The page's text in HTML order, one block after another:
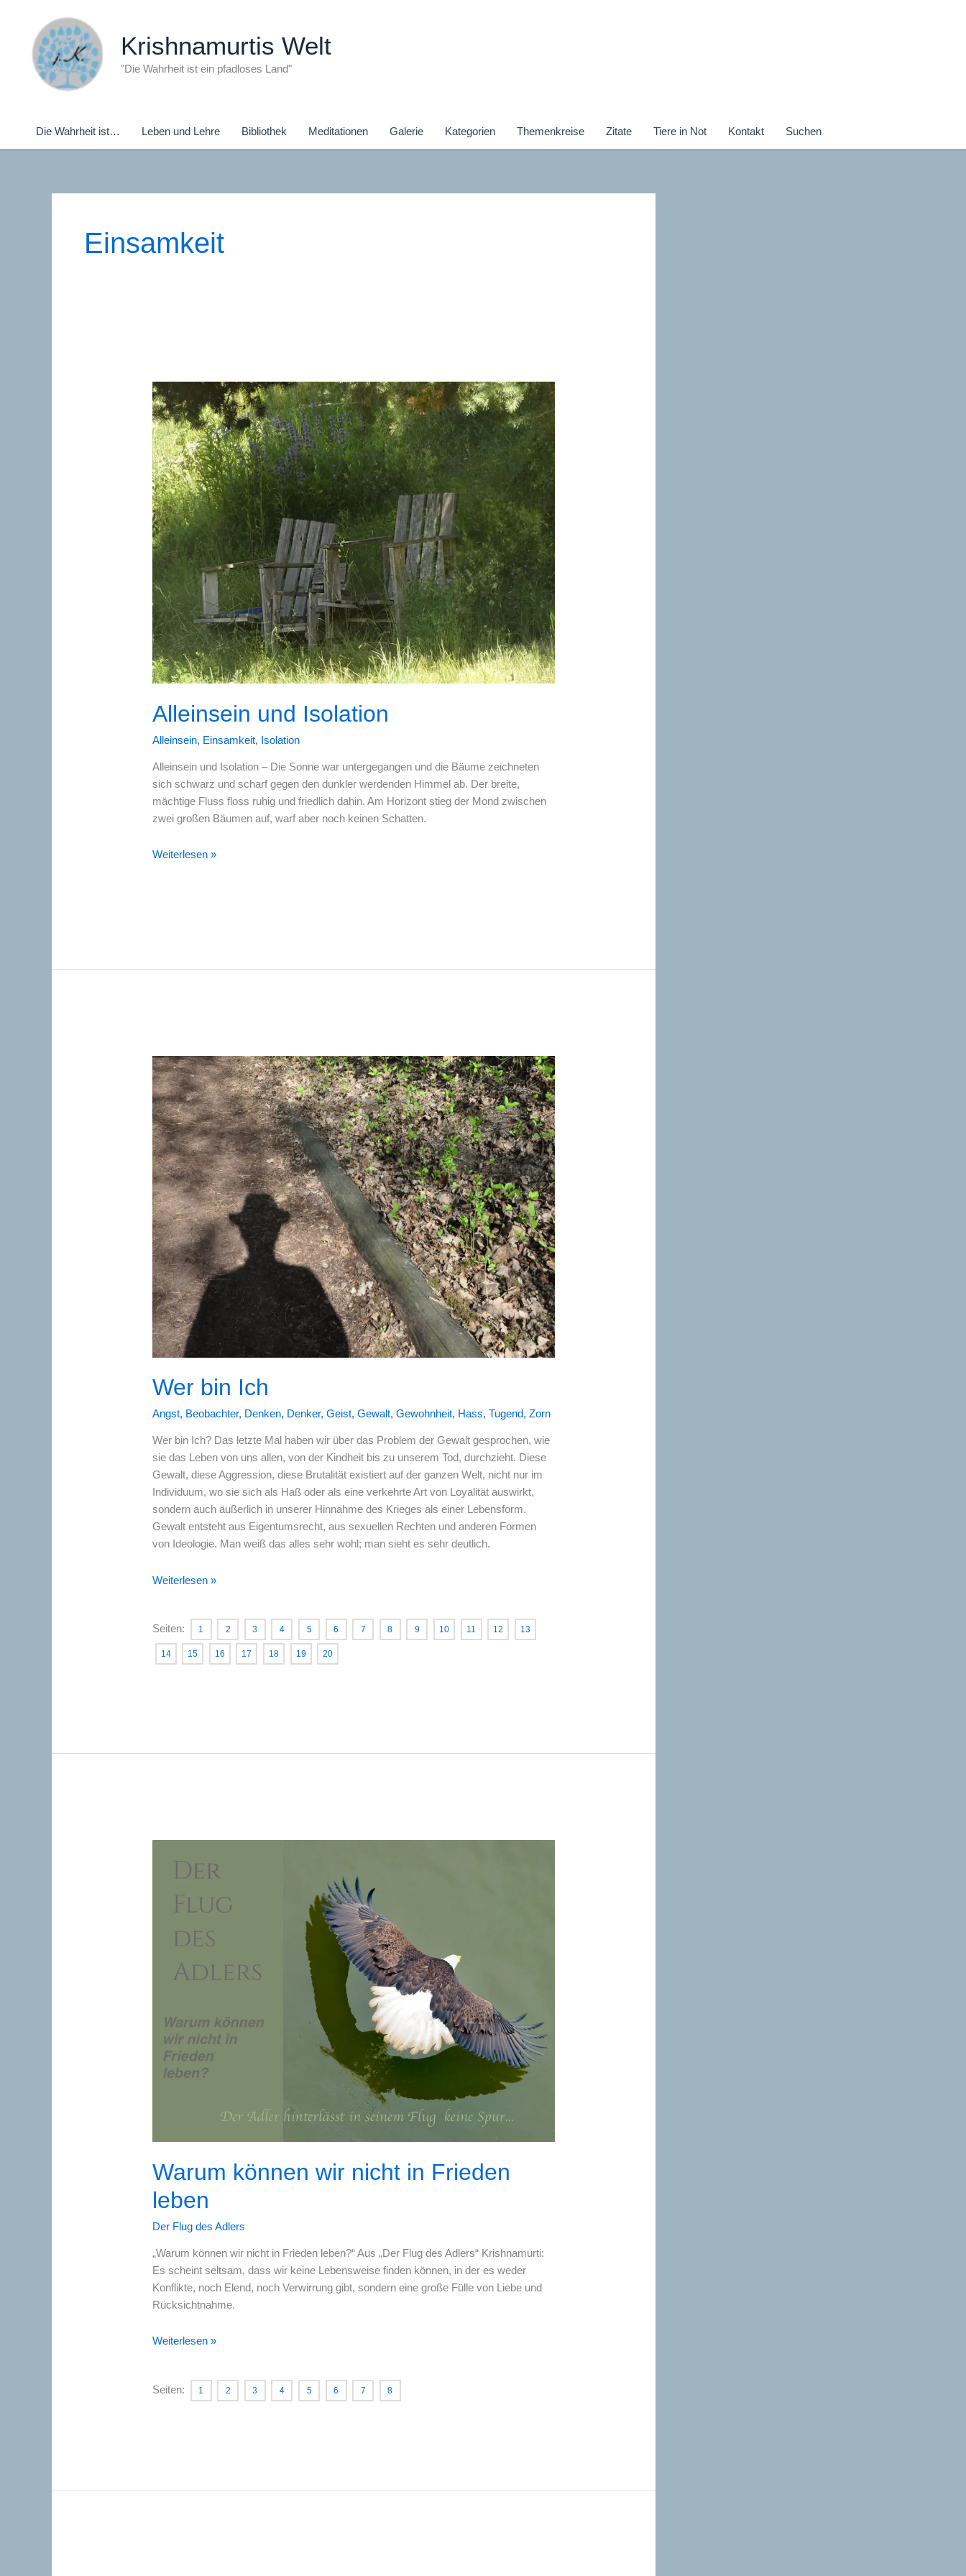
springen
Krishnamurtis Welt
"Die Wahrheit ist ein pfadloses Land"
Die Wahrheit ist… Leben und Lehre Bibliothek Meditationen Galerie Kategorien Themenkreise Zitate Tiere in Not Kontakt Suchen
Einsamkeit
Alleinsein und Isolation
Alleinsein, Einsamkeit, Isolation
Alleinsein und Isolation – Die Sonne war untergegangen und die Bäume zeichneten
sich schwarz und scharf gegen den dunkler werdenden Himmel ab. Der breite,
mächtige Fluss floss ruhig und friedlich dahin. Am Horizont stieg der Mond zwischen
zwei großen Bäumen auf, warf aber noch keinen Schatten.
Alleinsein
Weiterlesen »
Wer bin Ich
Angst, Beobachter, Denken, Denker,Geist,Gewalt,Gewohnheit, Hass,Tugend,Zorn
Wer bin Ich? Das letzte Mal haben wir über das Problem der Gewalt gesprochen, wie
sie das Leben von uns allen, von der Kindheit bis zu unserem Tod, durchzieht. Diese
Gewalt, diese Aggression, diese Brutalität existiert auf der ganzen Welt, nicht nur im
Individuum, wo sie sich als Haß oder als eine verkehrte Art von Loyalität auswirkt,
sondern auch äußerlich in unserer Hinnahme des Krieges als einer Lebensform.
Gewalt entsteht aus Eigentumsrecht, aus sexuellen Rechten und anderen Formen
von Ideologie. Man weiß das alles sehr wohl; man sieht es sehr deutlich.
Wer
Weiterlesen »
Seiten: 1 2 3 4 5 6 7 8 9 10 11 12 13
14 15 16 17 18 19 20
Warum können wir nicht in Frieden
leben
Der Flug des Adlers
„Warum können wir nicht in Frieden leben?“ Aus „Der Flug des Adlers“ Krishnamurti:
Es scheint seltsam, dass wir keine Lebensweise finden können, in der es weder
Konflikte, noch Elend, noch Verwirrung gibt, sondern eine große Fülle von Liebe und
Rücksichtnahme.
Warum
nicht
Weiterlesen »
Seiten: 1 2 3 4 5 6 7 8